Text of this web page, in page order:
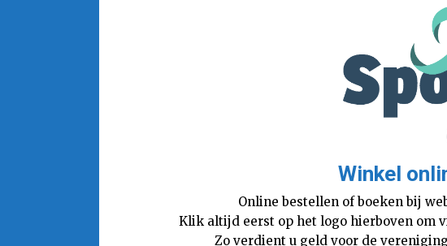
Winkel
Online bestellen of boeken bij
Klik altijd eerst op het logo hierboven om
Zo verdient u geld voor de